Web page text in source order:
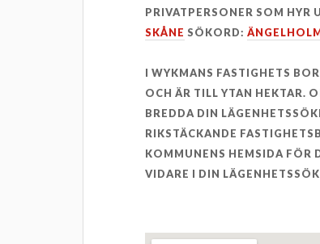
PRIVATPERSONER SOM HYR
SKÅNE SÖKORD:
I WYKMANS FASTIGHETS
OCH ÄR TILL YTAN HEKTAR.
BREDDA DIN
RIKSTÄCKANDE
KOMMUNENS HEMSIDA FÖR
VIDARE I DIN